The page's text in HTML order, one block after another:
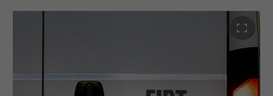
einen modernen, markanten Auftritt mit einer klaren